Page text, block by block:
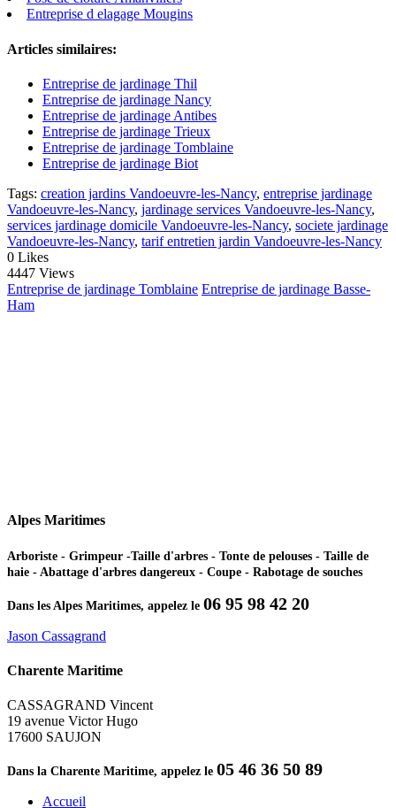
Entreprise d elagage Mougins
Articles similaires:
Entreprise de jardinage Thil
Entreprise de jardinage Nancy
Entreprise de jardinage Antibes
Entreprise de jardinage Trieux
Entreprise de jardinage Tomblaine
Entreprise de jardinage Biot
Tags: creation jardins Vandoeuvre-les-Nancy, entreprise jardinage
Vandoeuvre-les-Nancy, jardinage services Vandoeuvre-les-Nancy,
services jardinage domicile Vandoeuvre-les-Nancy, societe jardinage
Vandoeuvre-les-Nancy, tarif entretien jardin Vandoeuvre-les-Nancy
0 Likes
4447 Views
Entreprise de jardinage Tomblaine Entreprise de jardinage Basse-
Ham
Alpes Maritimes
Arboriste - Grimpeur -Taille d'arbres - Tonte de pelouses - Taille de
haie - Abattage d'arbres dangereux - Coupe - Rabotage de souches
Dans les Alpes Maritimes, appelez le 06 95 98 42 20
Jason Cassagrand
Charente Maritime
CASSAGRAND Vincent
19 avenue Victor Hugo
17600 SAUJON
Dans la Charente Maritime, appelez le 05 46 36 50 89
Accueil